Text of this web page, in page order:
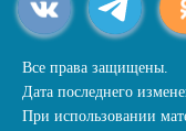
Все права защищены.
Дата последнего
При использовании